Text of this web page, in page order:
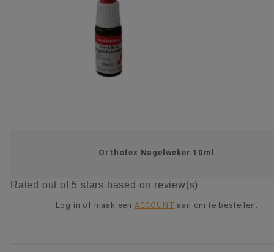
Orthofex Nagelweker 10ml
Rated out of 5 stars based on review(s)
Log in of maak een ACCOUNT aan om te bestellen.